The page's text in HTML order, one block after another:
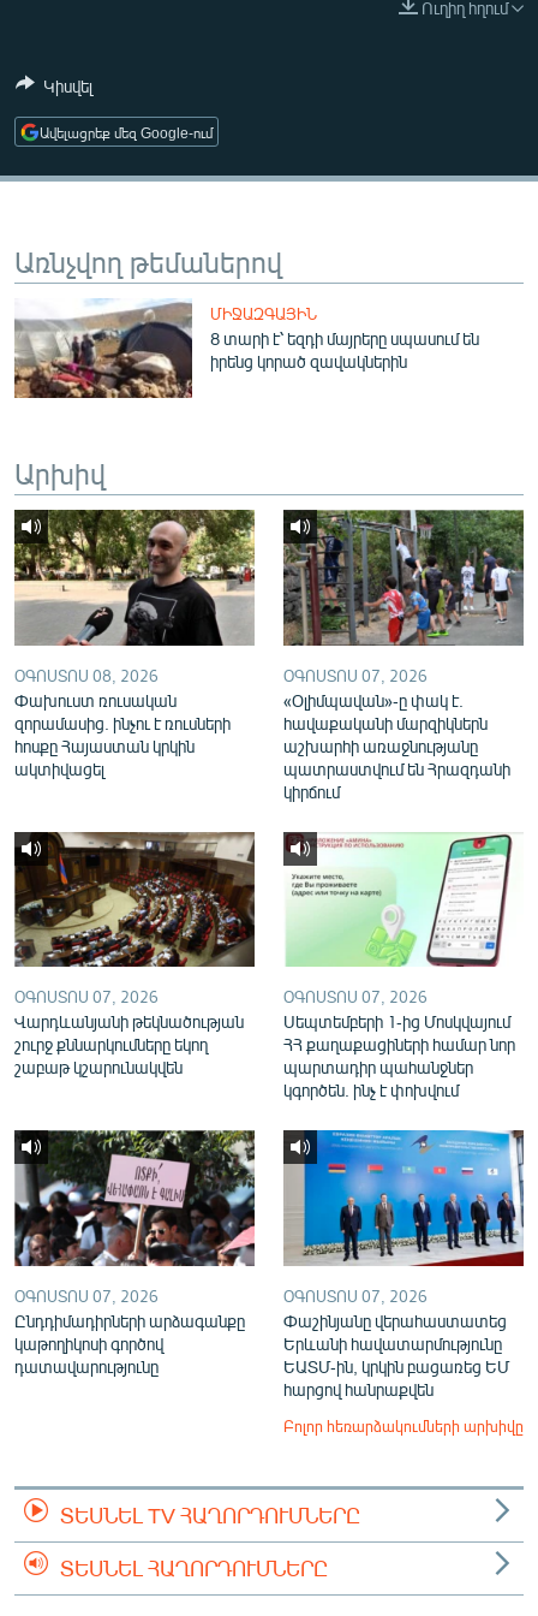
ՄԵԿՆԱԲԱՆՈՒԹՅՈՒՆ
ԱՐԽԻՎ
ՏԵՍԱՆՅՈՒԹԵՐ
ԲԱՆԱՎԵՃ
Հայերեն
English
Русский
ՀԵՏԵՎԵՔ ՄԵԶ
«Ազատության» բոլոր կայքերը
Ուղիղ հղում
Կիսվել
Ավելացրեք մեզ Google-ում
Առնչվող թեմաներով
ՄԻՋԱԶԳԱՅԻՆ
8 տարի է՝ եզդի մայրերը սպասում են
իրենց կորած զավակներին
Արխիվ
ՕԳՈՍՏՈՍ 08, 2026
Փախուստ ռուսական
զորամասից. ինչու է ռուսների
հոսքը Հայաստան կրկին
ակտիվացել
ՕԳՈՍՏՈՍ 07, 2026
«Օլիմպավան»-ը փակ է.
հավաքականի մարզիկներն
աշխարհի առաջնությանը
պատրաստվում են Հրազդանի
կիրճում
ՕԳՈՍՏՈՍ 07, 2026
Վարդևանյանի թեկնածության
շուրջ քննարկումները եկող
շաբաթ կշարունակվեն
ՕԳՈՍՏՈՍ 07, 2026
Սեպտեմբերի 1-ից Մոսկվայում
ՀՀ քաղաքացիների համար նոր
պարտադիր պահանջներ
կգործեն. ինչ է փոխվում
ՕԳՈՍՏՈՍ 07, 2026
Ընդդիմադիրների արձագանքը
կաթողիկոսի գործով
դատավարությունը
ՕԳՈՍՏՈՍ 07, 2026
Փաշինյանը վերահաստատեց
Երևանի հավատարմությունը
ԵԱՏՄ-ին, կրկին բացառեց ԵՄ
հարցով հանրաքվեն
Բոլոր հեռարձակումների արխիվը
ՏԵՍՆԵԼ TV ՀԱՂՈՐԴՈՒՄՆԵՐԸ
ՏԵՍՆԵԼ ՀԱՂՈՐԴՈՒՄՆԵՐԸ